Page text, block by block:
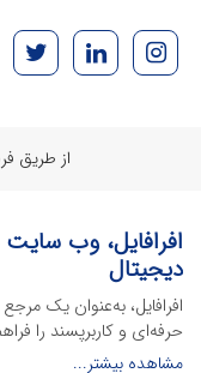
از طریق
افرافایل، وب
دیجیتال
افرافایل، به‌عنوان یک
حرفه‌ای و کاربرپسند را
طراحان، دانشجویان و
مشاهده بیشتر...